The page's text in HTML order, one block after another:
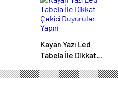
Kayan Yazı Led
Tabela İle Dikkat
Yapın